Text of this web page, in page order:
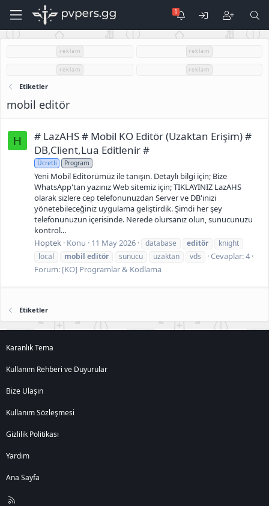
reklam reklam
reklam reklam
Etiketler
mobil editör
H
# LazAHS # Mobil KO Editör (Uzaktan Erişim) #
DB,Client,Lua Editlenir #
Ücretli Program
Yeni Mobil Editörümüz ile tanışın. Detaylı bilgi için; Bize
WhatsApp'tan yazınız Web sitemiz için; TIKLAYINIZ LazAHS
olarak sizlere cep telefonunuzdan Server ve DB'inizi
yönetebileceğiniz uygulama geliştirdik. Şimdi her şey
telefonunuzun içerisinde. Nerede olursanız olun, sunucunuzu
kontrol...
Hoptek Konu 11 May 2026 database editör
knight
local
mobil editör sunucu uzaktan vds
Cevaplar: 4
Forum: [KO] Programlar & Kodlama
Etiketler
Karanlık Tema
Kullanım Rehberi ve Duyurular
Bize Ulaşın
Kullanım Sözleşmesi
Gizlilik Politikası
Yardım
Ana Sayfa
R